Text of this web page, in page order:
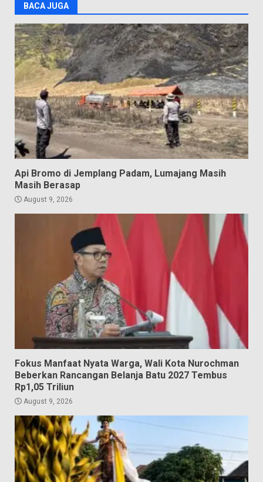
BACA JUGA
Api Bromo di Jemplang Padam, Lumajang Masih
Masih Berasap
August 9, 2026
Fokus Manfaat Nyata Warga, Wali Kota Nurochman
Beberkan Rancangan Belanja Batu 2027 Tembus
Rp1,05 Triliun
August 9, 2026